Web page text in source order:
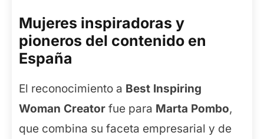
Mujeres inspiradoras y
pioneros del contenido en
España
El reconocimiento a Best Inspiring
Woman Creator fue para Marta Pombo,
que combina su faceta empresarial y de